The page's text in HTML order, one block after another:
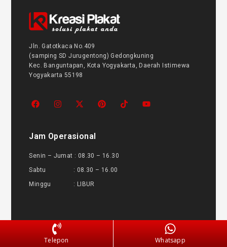
Jln. Gatotkaca No.409
(samping SD Jurugentong) Gedongkuning
Kec. Banguntapan, Kota Yogyakarta, Daerah Istimewa
Yogyakarta 55198
Jam Operasional
Senin – Jumat : 08.30 – 16.30
Sabtu : 08.30 – 16.00
Minggu : LIBUR
Informasi
Telepon Whatsapp